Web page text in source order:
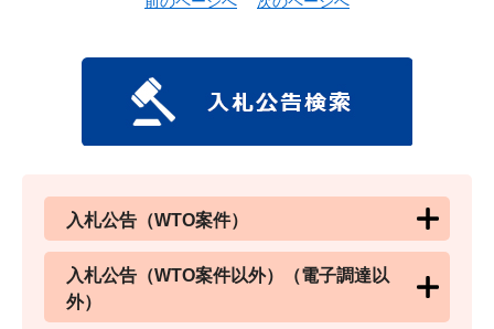
入札公告（WTO案件）
入札公告（WTO案件以外）（電子調達以
外）